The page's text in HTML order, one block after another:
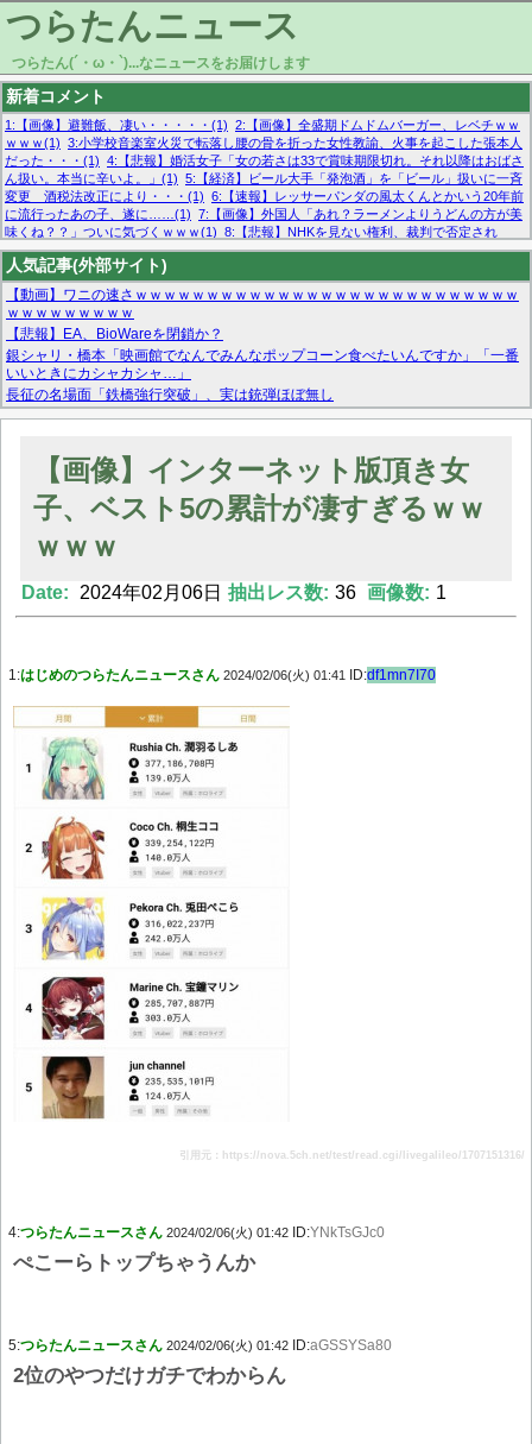
つらたんニュース
つらたん(´・ω・`)...なニュースをお届けします
新着コメント
1:【画像】避難飯、凄い・・・・・(1) 2:【画像】全盛期ドムドムバーガー、レベチｗｗ
ｗｗｗ(1) 3:小学校音楽室火災で転落し腰の骨を折った女性教諭、火事を起こした張本人
だった・・・(1) 4:【悲報】婚活女子「女の若さは33で賞味期限切れ。それ以降はおばさ
ん扱い。本当に辛いよ。」(1) 5:【経済】ビール大手「発泡酒」を「ビール」扱いに一斉
変更 酒税法改正により・・・(1) 6:【速報】レッサーパンダの風太くんとかいう20年前
に流行ったあの子、遂に……(1) 7:【画像】外国人「あれ？ラーメンよりうどんの方が美
味くね？？」ついに気づくｗｗｗ(1) 8:【悲報】NHKを見ない権利、裁判で否定され
る・・・(1) 9:欧州委員長「原発縮小は間違いでした」(1) 10:【悲報】日本企業の人手不
足、限界突破 52%「正社員も足りてません…」(1)
人気記事(外部サイト)
【動画】ワニの速さｗｗｗｗｗｗｗｗｗｗｗｗｗｗｗｗｗｗｗｗｗｗｗｗｗｗｗ
ｗｗｗｗｗｗｗｗｗ
【悲報】EA、BioWareを閉鎖か？
銀シャリ・橋本「映画館でなんでみんなポップコーン食べたいんですか」「一番
いいときにカシャカシャ…」
長征の名場面「鉄橋強行突破」、実は銃弾ほぼ無し
マーベル帝国、まさかの反省！？『サンダーボルツ』の高評価は本物か？ディズ
【モー娘。石田亜佑美】ファーストテイク出演も新規獲得ならず？北川莉央が1
【画像あり】FacebookとかTwitterで拾ったエロ画像貼ってくよ
【画像】インターネット版頂き女
子、ベスト5の累計が凄すぎるｗｗ
ｗｗｗ
Date: 2024年02月06日 抽出レス数: 36 画像数: 1
1:はじめのつらたんニュースさん 2024/02/06(火) 01:41 ID:df1mn7I70
引用元：https://nova.5ch.net/test/read.cgi/livegalileo/1707151316/
4:つらたんニュースさん 2024/02/06(火) 01:42 ID:YNkTsGJc0
ぺこーらトップちゃうんか
5:つらたんニュースさん 2024/02/06(火) 01:42 ID:aGSSYSa80
2位のやつだけガチでわからん